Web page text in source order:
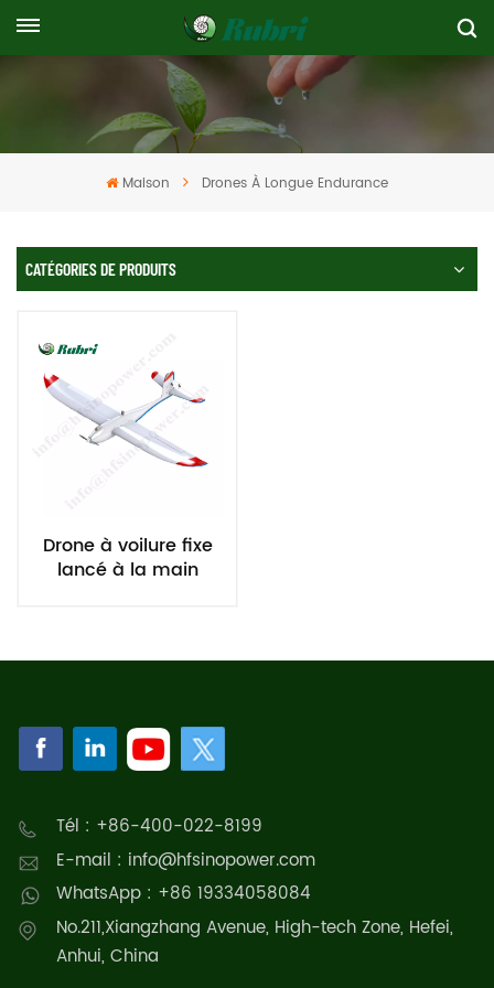
Maison Drones À Longue Endurance
CATÉGORIES DE PRODUITS
Drone à voilure fixe
lancé à la main
Tél : +86-400-022-8199
E-mail : info@hfsinopower.com
WhatsApp : +86 19334058084
No.211,Xiangzhang Avenue, High-tech Zone, Hefei,
Anhui, China